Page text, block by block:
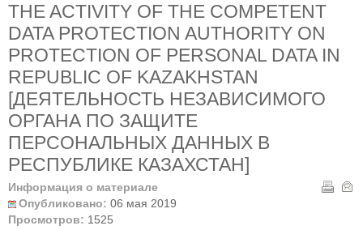
THE ACTIVITY OF THE COMPETENT
DATA PROTECTION AUTHORITY ON
PROTECTION OF PERSONAL DATA IN
REPUBLIC OF KAZAKHSTAN
[ДЕЯТЕЛЬНОСТЬ НЕЗАВИСИМОГО
ОРГАНА ПО ЗАЩИТЕ
ПЕРСОНАЛЬНЫХ ДАННЫХ В
РЕСПУБЛИКЕ КАЗАХСТАН]
Информация о материале
Опубликовано: 06 мая 2019
Просмотров: 1525